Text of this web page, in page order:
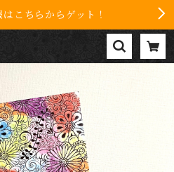
こちらからゲット！